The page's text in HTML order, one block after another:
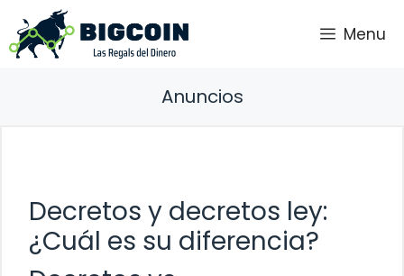
Saltar
al
contenido
Menu
Anuncios
Decretos y decretos ley:
¿Cuál es su diferencia?